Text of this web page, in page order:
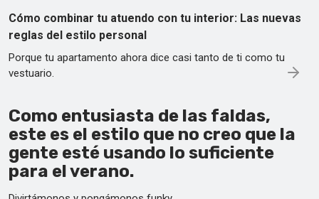
Cómo combinar tu atuendo con tu interior: Las nuevas
reglas del estilo personal
Porque tu apartamento ahora dice casi tanto de ti como tu
vestuario.
Como entusiasta de las faldas,
este es el estilo que no creo que la
gente esté usando lo suficiente
para el verano.